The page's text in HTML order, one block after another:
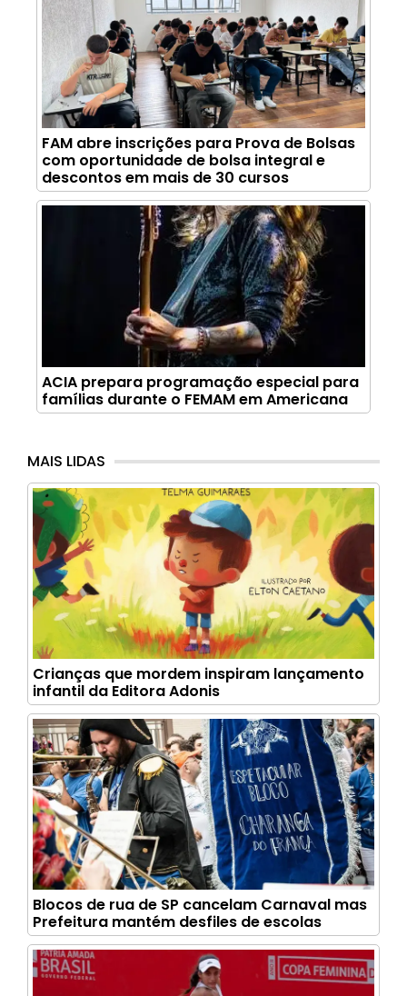
FAM abre inscrições para Prova de Bolsas
com oportunidade de bolsa integral e
descontos em mais de 30 cursos
ACIA prepara programação especial para
famílias durante o FEMAM em Americana
MAIS LIDAS
Crianças que mordem inspiram lançamento
infantil da Editora Adonis
Blocos de rua de SP cancelam Carnaval mas
Prefeitura mantém desfiles de escolas